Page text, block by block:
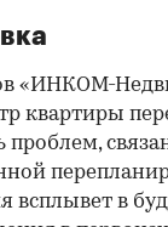
«ИНКОМ-
квартиры
всплывет в